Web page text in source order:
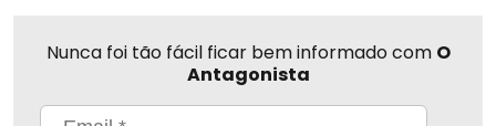
Nunca foi tão fácil ficar bem informado com O
Antagonista